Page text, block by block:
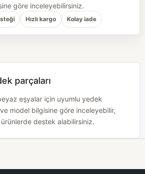
göre inceleyebilirsiniz.
Hızlı kargo Kolay iade
parçaları
eşyalar için uyumlu yedek
model bilgisine göre inceleyebilir,
ürünlerde destek alabilirsiniz.